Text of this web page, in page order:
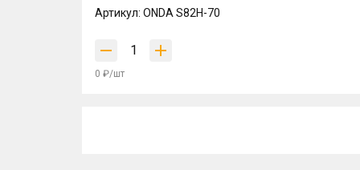
Артикул: ONDA S82H-70
0 ₽/шт